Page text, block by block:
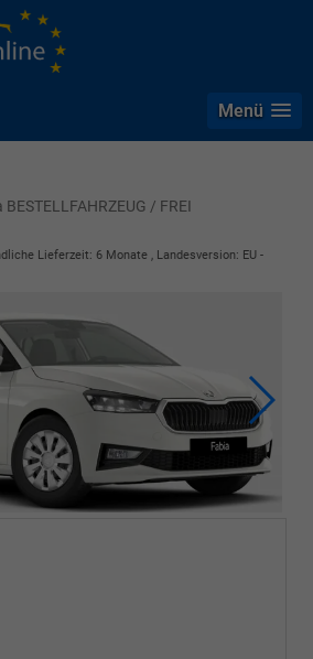
Menü
BESTELLFAHRZEUG / FREI
Lieferzeit: 6 Monate , Landesversion: EU -